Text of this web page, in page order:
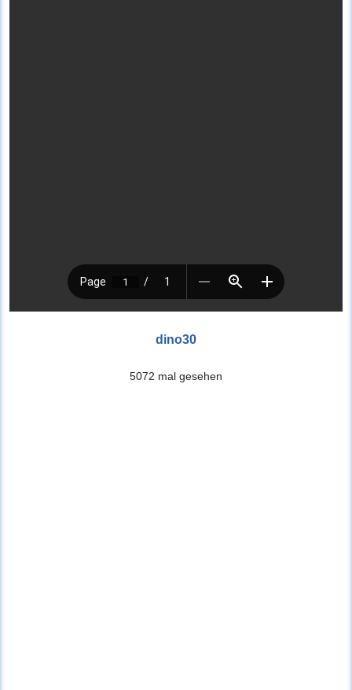
dino30
5072 mal gesehen